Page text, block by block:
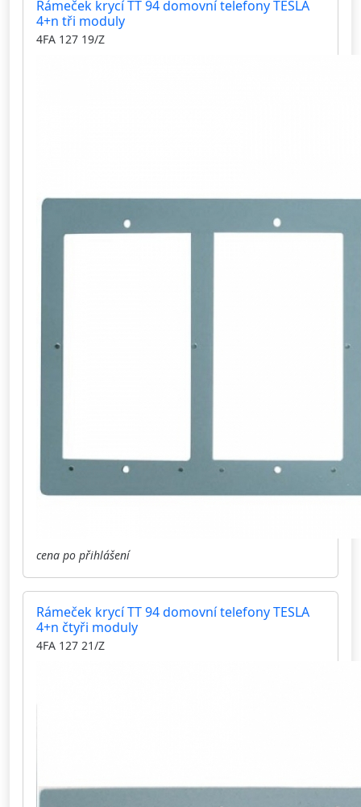
Rámeček krycí TT 94 domovní telefony TESLA
4+n tři moduly
4FA 127 19/Z
cena po přihlášení
Rámeček krycí TT 94 domovní telefony TESLA
4+n čtyři moduly
4FA 127 21/Z